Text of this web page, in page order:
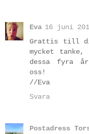
Eva 16 juni
Grattis till
mycket tanke,
dessa fyra
oss!
//Eva
Svara
Postadress